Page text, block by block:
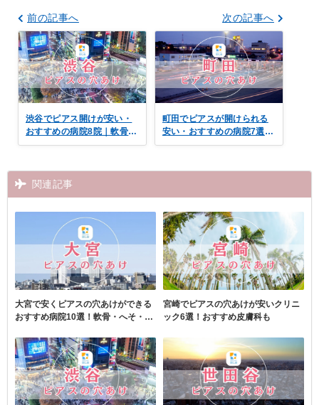
前の記事へ
渋谷でピアス開けが安い・
おすすめの病院8院｜軟骨・
へそピアス対応も
次の記事へ
町田でピアスが開けられる
安い・おすすめの病院7選｜
へそ・軟骨の口コミ付き
関連記事
大宮で安くピアスの穴あけができる
おすすめ病院10選！軟骨・へそ・ニ
宮崎でピアスの穴あけが安いクリニ
ック6選！おすすめ皮膚科も